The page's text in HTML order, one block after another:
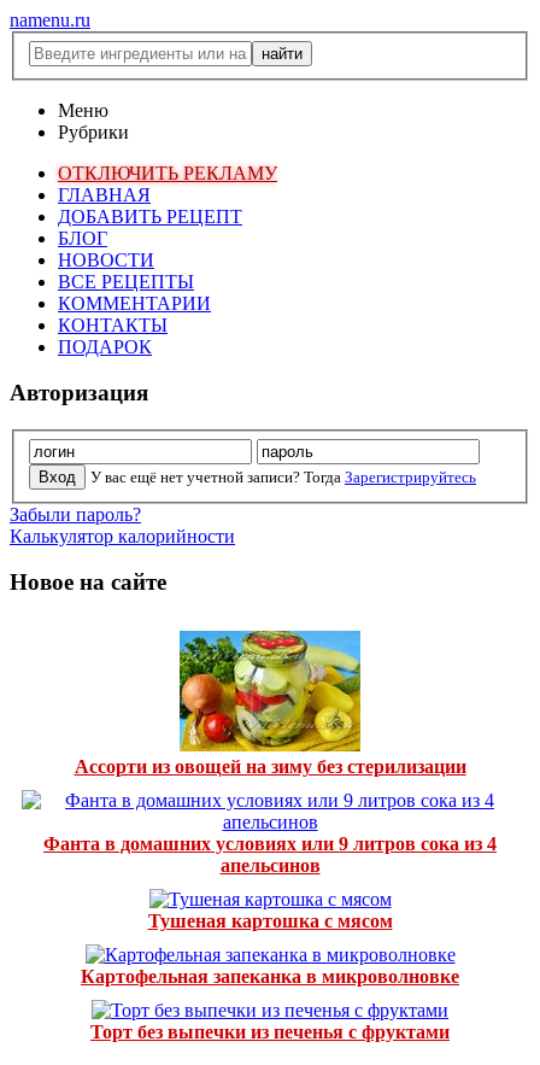
namenu.ru
Меню
Рубрики
ОТКЛЮЧИТЬ РЕКЛАМУ
ГЛАВНАЯ
ДОБАВИТЬ РЕЦЕПТ
БЛОГ
НОВОСТИ
ВСЕ РЕЦЕПТЫ
КОММЕНТАРИИ
КОНТАКТЫ
ПОДАРОК
Авторизация
У вас ещё нет учетной записи? Тогда Зарегистрируйтесь
Забыли пароль?
Калькулятор калорийности
Новое на сайте
Ассорти из овощей на зиму без стерилизации
Фанта в домашних условиях или 9 литров сока из 4
апельсинов
Тушеная картошка с мясом
Картофельная запеканка в микроволновке
Торт без выпечки из печенья с фруктами